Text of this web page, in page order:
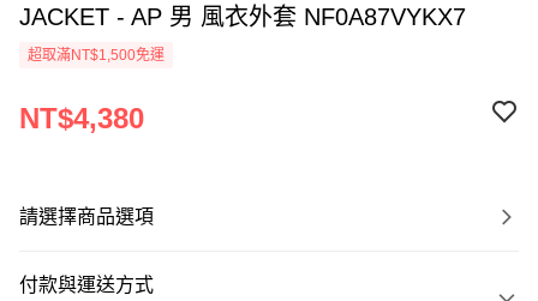
JACKET - AP 男 風衣外套 NF0A87VYKX7
超取滿NT$1,500免運
NT$4,380
請選擇商品選項
付款與運送方式